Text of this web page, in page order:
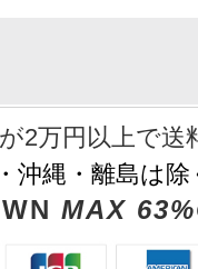
2万円以上で送
沖縄・離島は
MAX